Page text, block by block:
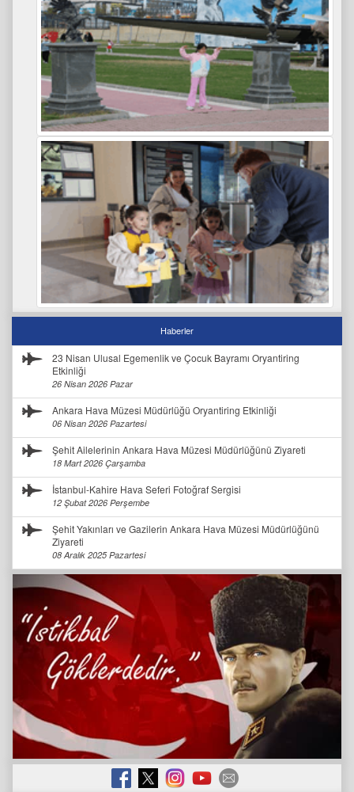
Haberler
23 Nisan Ulusal Egemenlik ve Çocuk Bayramı Oryantiring
Etkinliği
26 Nisan 2026 Pazar
Ankara Hava Müzesi Müdürlüğü Oryantiring Etkinliği
06 Nisan 2026 Pazartesi
Şehit Ailelerinin Ankara Hava Müzesi Müdürlüğünü Ziyareti
18 Mart 2026 Çarşamba
İstanbul-Kahire Hava Seferi Fotoğraf Sergisi
12 Şubat 2026 Perşembe
Şehit Yakınları ve Gazilerin Ankara Hava Müzesi Müdürlüğünü
Ziyareti
08 Aralık 2025 Pazartesi